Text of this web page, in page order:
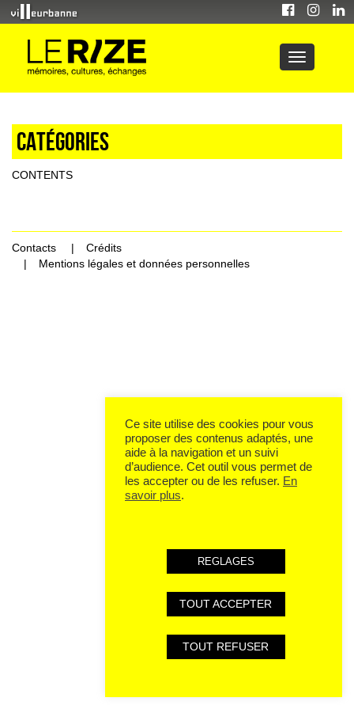
Catégories
CONTENTS
Contacts
Crédits
Mentions légales et données personnelles
Ce site utilise des cookies pour vous
proposer des contenus adaptés, une
aide à la navigation et un suivi
d’audience. Cet outil vous permet de
les accepter ou de les refuser. En
savoir plus.
REGLAGES
TOUT ACCEPTER
TOUT REFUSER